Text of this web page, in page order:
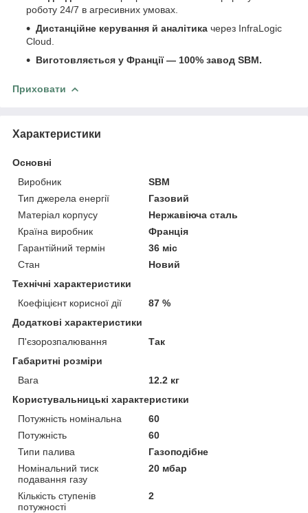
роботу 24/7 в агресивних умовах.
Дистанційне керування й аналітика через InfraLogic
Cloud.
Виготовляється у Франції — 100% завод SBM.
Приховати
Характеристики
Основні
Виробник
SBM
Тип джерела енергії
Газовий
Матеріал корпусу
Нержавіюча сталь
Країна виробник
Франція
Гарантійний термін
36 міс
Стан
Новий
Технічні характеристики
Коефіцієнт корисної дії
87 %
Додаткові характеристики
П'єзорозпалювання
Так
Габаритні розміри
Вага
12.2 кг
Користувальницькі характеристики
Потужність номінальна
60
Потужність
60
Типи палива
Газоподібне
Номінальний тиск
подавання газу
20 мбар
Кількість ступенів
потужності
2